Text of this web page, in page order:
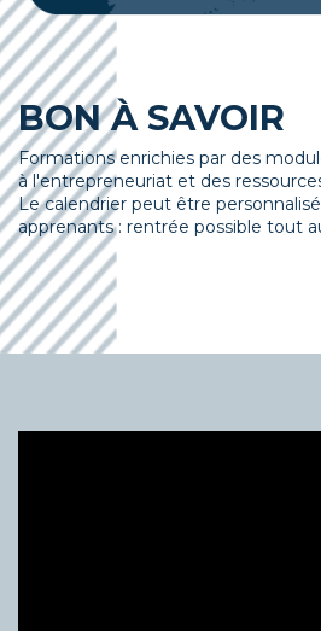
BON À SAVOIR
Formations enrichies par des
à l'entrepreneuriat et des
Le calendrier peut être
apprenants : rentrée possible tout